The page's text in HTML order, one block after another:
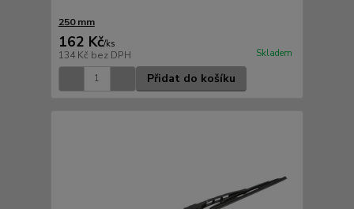
250 mm
162 Kč/ks
134 Kč bez DPH Skladem
Přidat do košíku